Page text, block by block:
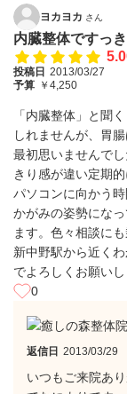
ヨカヨカ さん
内臓整体ですっ
投稿日 2013/03/27
予算 ￥4,250
「内臓整体」と聞
しれませんが、胃
最初思いませんで
きり感が違い定期的
パソコンに向かう
かがみの姿勢にな
ます。色々相談に
新中野駅から近く
でよろしくお願いし
0
返信日 2013/03/29
いつもご来院あ